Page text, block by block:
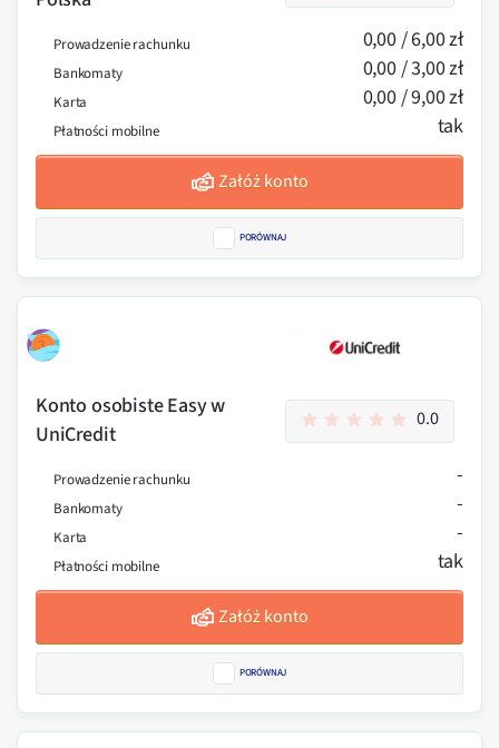
Prowadzenie rachunku 0,00 / 6,00 zł
Bankomaty 0,00 / 3,00 zł
Karta 0,00 / 9,00 zł
Płatności mobilne tak
Załóż konto
PORÓWNAJ
Konto osobiste Easy w
UniCredit
0.0
Prowadzenie rachunku -
Bankomaty -
Karta -
Płatności mobilne tak
Załóż konto
PORÓWNAJ